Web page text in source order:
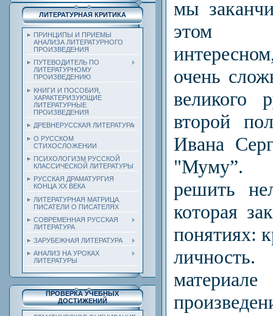
ЛИТЕРАТУРНАЯ КРИТИКА
ПРИНЦИПЫ И ПРИЕМЫ
АНАЛИЗА ЛИТЕРАТУРНОГО
ПРОИЗВЕДЕНИЯ
ПУТЕВОДИТЕЛЬ ПО
ЛИТЕРАТУРНОМУ
ПРОИЗВЕДЕНИЮ
КНИГИ И ПОСОБИЯ,
ХАРАКТЕРИЗУЮЩИЕ
ЛИТЕРАТУРНЫЕ
ПРОИЗВЕДЕНИЯ
ДРЕВНЕРУССКАЯ ЛИТЕРАТУРА
О РУССКОМ
СТИХОСЛОЖЕНИИ
ПСИХОЛОГИЗМ РУССКОЙ
КЛАССИЧЕСКОЙ ЛИТЕРАТУРЫ
РУССКАЯ ДРАМАТУРГИЯ
КОНЦА ХХ ВЕКА
ЛИТЕРАТУРНАЯ МАТРИЦА.
ПИСАТЕЛИ О ПИСАТЕЛЯХ
СОВРЕМЕННАЯ РУССКАЯ
ЛИТЕРАТУРА
ЗАРУБЕЖНАЯ ЛИТЕРАТУРА
АНАЛИЗ НА УРОКАХ
ЛИТЕРАТУРЫ
ПРОВЕРКА УЧЕБНЫХ
ДОСТИЖЕНИЙ
мы
этом
очень
великого
второй
Ивана
"Муму”.
решить
которая
понятиях: